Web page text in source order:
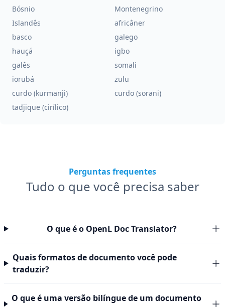
Bósnio
Montenegrino
Islandês
africâner
basco
galego
hauçá
igbo
galês
somali
iorubá
zulu
curdo (kurmanji)
curdo (sorani)
tadjique (cirílico)
Perguntas frequentes
Tudo o que você precisa saber
O que é o OpenL Doc Translator?
Quais formatos de documento você pode
traduzir?
O que é uma versão bilíngue de um documento